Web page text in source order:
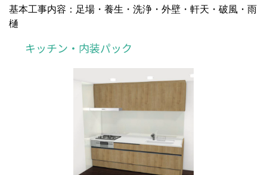
基本工事内容：足場・養生・洗浄・外壁・軒天・破風・雨
樋
キッチン・内装パック